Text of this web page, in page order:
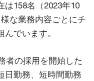
は158名（2023年10
な業務内容ごとにチ
でいます。
者の採用を開始した
日勤務、短時間勤務